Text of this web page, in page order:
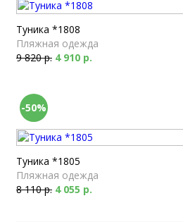
Туника *1808
Пляжная одежда
9 820 р. 4 910 р.
-50%
Туника *1805
Пляжная одежда
8 110 р. 4 055 р.